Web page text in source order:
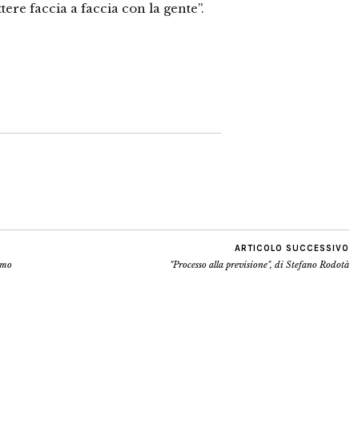
faccia a faccia con la gente”.
ARTICOLO SUCCESSIVO
"Processo alla previsione", di Stefano Rodotà